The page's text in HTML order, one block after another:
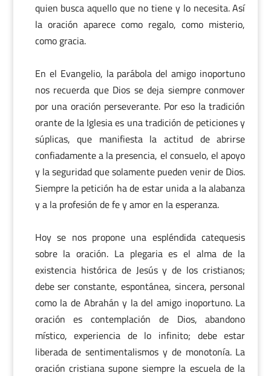
quien busca aquello que no tiene y lo necesita. Así
la oración aparece como regalo, como misterio,
como gracia.
En el Evangelio, la parábola del amigo inoportuno
nos recuerda que Dios se deja siempre conmover
por una oración perseverante. Por eso la tradición
orante de la Iglesia es una tradición de peticiones y
súplicas, que manifiesta la actitud de abrirse
confiadamente a la presencia, el consuelo, el apoyo
y la seguridad que solamente pueden venir de Dios.
Siempre la petición ha de estar unida a la alabanza
y a la profesión de fe y amor en la esperanza.
Hoy se nos propone una espléndida catequesis
sobre la oración. La plegaria es el alma de la
existencia histórica de Jesús y de los cristianos;
debe ser constante, espontánea, sincera, personal
como la de Abrahán y la del amigo inoportuno. La
oración es contemplación de Dios, abandono
místico, experiencia de lo infinito; debe estar
liberada de sentimentalismos y de monotonía. La
oración cristiana supone siempre la escuela de la